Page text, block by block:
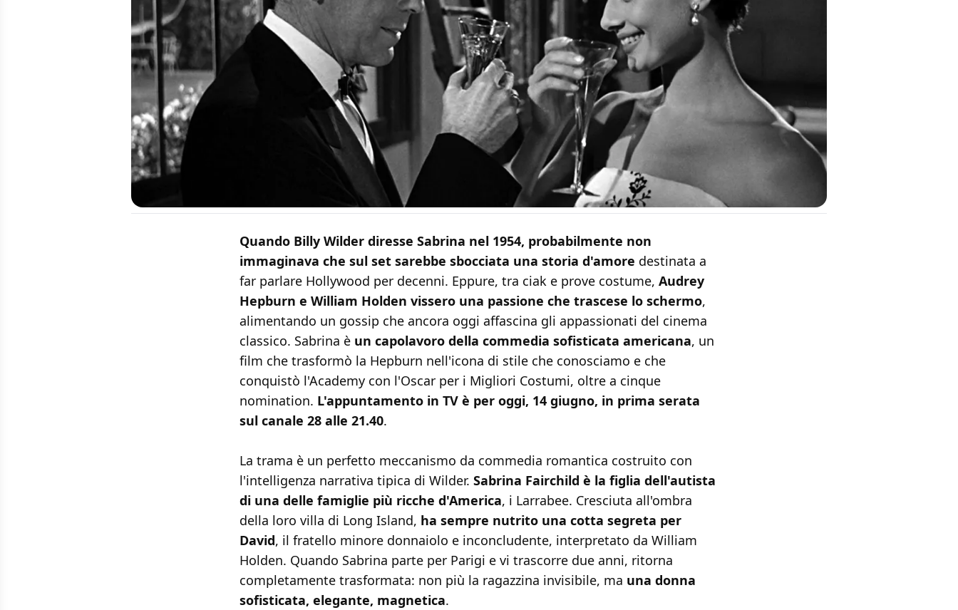
Quando Billy Wilder diresse Sabrina nel 1954, probabilmente non
immaginava che sul set sarebbe sbocciata una storia d'amore destinata a
far parlare Hollywood per decenni. Eppure, tra ciak e prove costume, Audrey
Hepburn e William Holden vissero una passione che trascese lo schermo,
alimentando un gossip che ancora oggi affascina gli appassionati del cinema
classico. Sabrina è un capolavoro della commedia sofisticata americana, un
film che trasformò la Hepburn nell'icona di stile che conosciamo e che
conquistò l'Academy con l'Oscar per i Migliori Costumi, oltre a cinque
nomination. L'appuntamento in TV è per oggi, 14 giugno, in prima serata
sul canale 28 alle 21.40.
La trama è un perfetto meccanismo da commedia romantica costruito con
l'intelligenza narrativa tipica di Wilder. Sabrina Fairchild è la figlia dell'autista
di una delle famiglie più ricche d'America, i Larrabee. Cresciuta all'ombra
della loro villa di Long Island, ha sempre nutrito una cotta segreta per
David, il fratello minore donnaiolo e inconcludente, interpretato da William
Holden. Quando Sabrina parte per Parigi e vi trascorre due anni, ritorna
completamente trasformata: non più la ragazzina invisibile, ma una donna
sofisticata, elegante, magnetica.